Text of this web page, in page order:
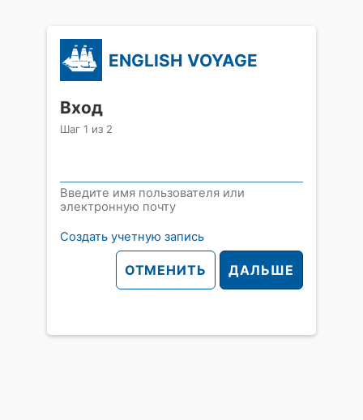
ENGLISH VOYAGE
Вход
Шаг 1 из 2
Введите имя пользователя или
электронную почту
Создать учетную запись
ОТМЕНИТЬ ДАЛЬШЕ